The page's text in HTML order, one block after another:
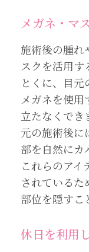
メガネ・マ
施術後の腫れ
スクを活用す
とくに、目
メガネを使用
立たなくでき
元の施術後に
部を自然にカ
これらのアイ
されている
部位を隠すこ
休日を利用